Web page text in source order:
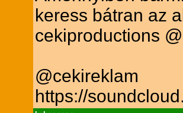
keress bátran az
cekiproductions
@cekireklam
https://